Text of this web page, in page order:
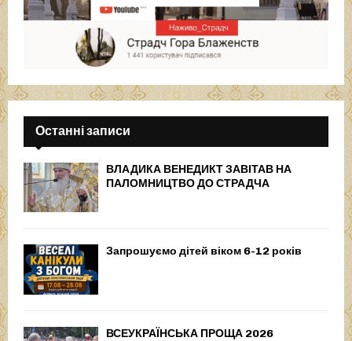
Останні записи
ВЛАДИКА ВЕНЕДИКТ ЗАВІТАВ НА
ПАЛОМНИЦТВО ДО СТРАДЧА
Запрошуємо дітей віком 6-12 років
ВСЕУКРАЇНСЬКА ПРОЩА 2026